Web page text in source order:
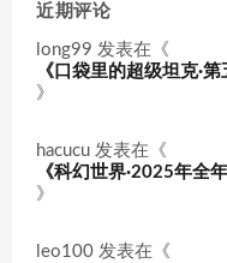
近期评论
long99 发表在《
《口袋里的超级坦克·
》
hacucu 发表在《
《科幻世界·2025年全
》
leo100 发表在《